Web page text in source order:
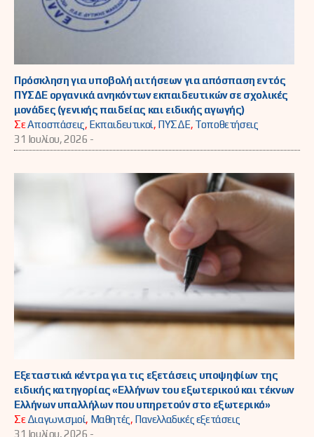
Πρόσκληση για υποβολή αιτήσεων για απόσπαση εντός
ΠΥΣΔΕ οργανικά ανηκόντων εκπαιδευτικών σε σχολικές
μονάδες (γενικής παιδείας και ειδικής αγωγής)
ΣεΑποσπάσεις, Εκπαιδευτικοί, ΠΥΣΔΕ, Τοποθετήσεις
31 Ιουλίου, 2026 -
Εξεταστικά κέντρα για τις εξετάσεις υποψηφίων της
ειδικής κατηγορίας «Ελλήνων του εξωτερικού και τέκνων
Ελλήνων υπαλλήλων που υπηρετούν στο εξωτερικό»
ΣεΔιαγωνισμοί, Μαθητές, Πανελλαδικές εξετάσεις
31 Ιουλίου, 2026 -